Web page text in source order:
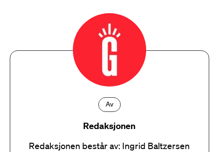
Av
Redaksjonen
Redaksjonen består av: Ingrid Baltzersen